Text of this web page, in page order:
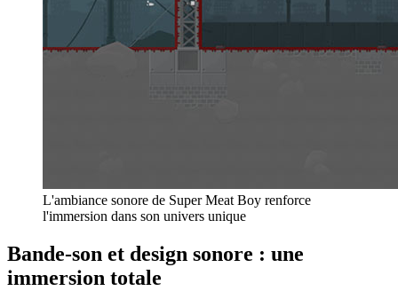
L'ambiance sonore de Super Meat Boy renforce
l'immersion dans son univers unique
Bande-son et design sonore : une
immersion totale